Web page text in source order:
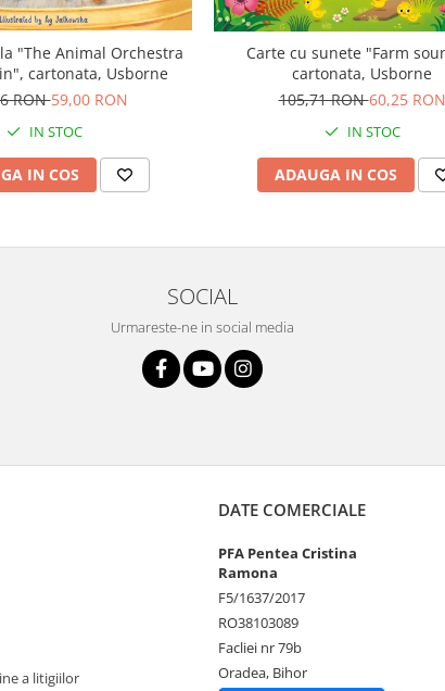
"The Animal Orchestra
cartonata, Usborne
RON59,00 RON
IN STOC
IN COS
Carte cu sunete "Farm
cartonata, Usborne
105,71 RON60,25 RON
IN STOC
ADAUGA IN COS
SOCIAL
Urmareste-ne in social media
a litigiilor
DATE COMERCIALE
PFA Pentea Cristina
Ramona
F5/1637/2017
RO38103089
Facliei nr 79b
Oradea, Bihor